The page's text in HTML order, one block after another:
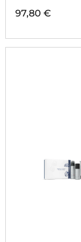
97,80 €